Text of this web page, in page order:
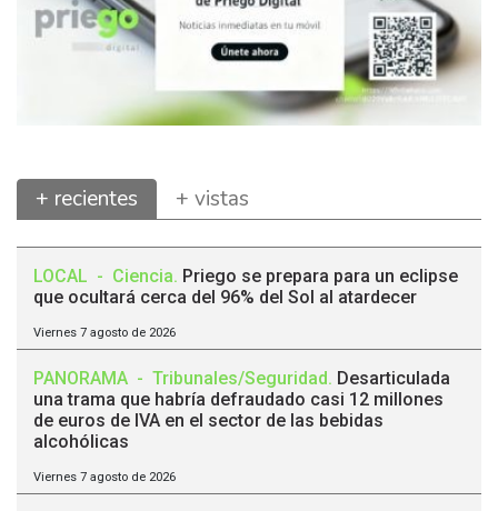
+ recientes + vistas
LOCAL - Ciencia. Priego se prepara para un eclipse
que ocultará cerca del 96% del Sol al atardecer
Viernes 7 agosto de 2026
PANORAMA - Tribunales/Seguridad. Desarticulada
una trama que habría defraudado casi 12 millones
de euros de IVA en el sector de las bebidas
alcohólicas
Viernes 7 agosto de 2026